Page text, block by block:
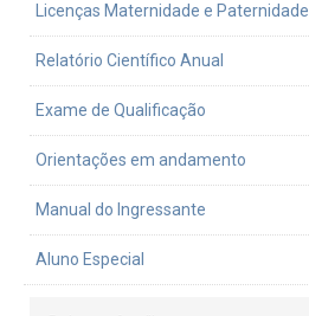
Licenças Maternidade e Paternidade
Relatório Científico Anual
Exame de Qualificação
Orientações em andamento
Manual do Ingressante
Aluno Especial